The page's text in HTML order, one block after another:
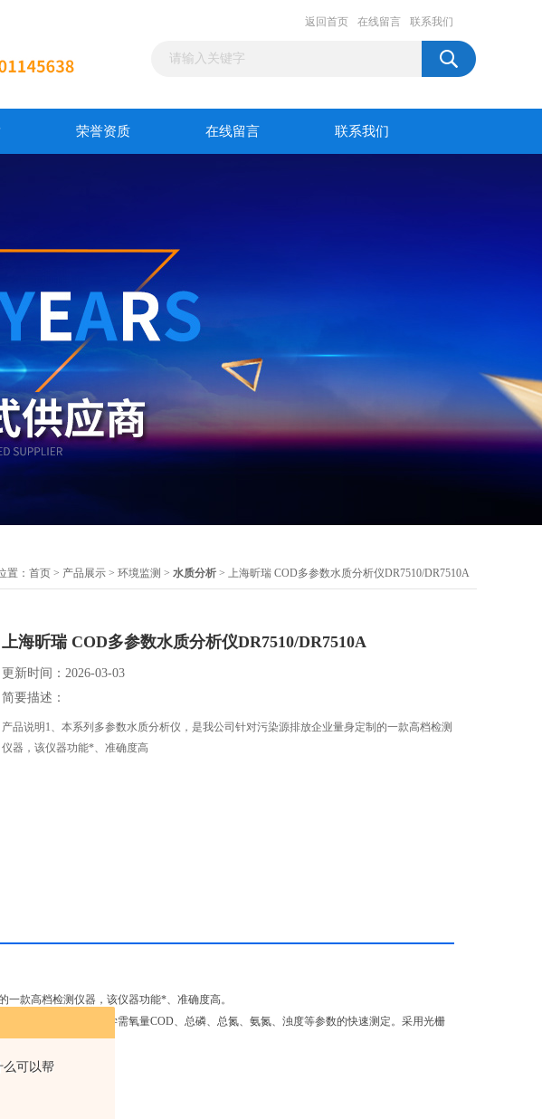
么可以帮
返回首页 在线留言 联系我们
荣誉资质 在线留言 联系我们
置： 首页 > 产品展示 > 环境监测 > 水质分析 > 上海昕瑞 COD多参数水质分析仪DR7510/DR7510A
上海昕瑞 COD多参数水质分析仪DR7510/DR7510A
更新时间：2026-03-03
简要描述：
产品说明1、本系列多参数水质分析仪，是我公司针对污染源排放企业量身定制的一款高档检测
仪器，该仪器功能*、准确度高
款高档检测仪器，该仪器功能*、准确度高。
污水等水体中的化学需氧量COD、总磷、总氮、氨氮、浊度等参数的快速测定。采用光栅